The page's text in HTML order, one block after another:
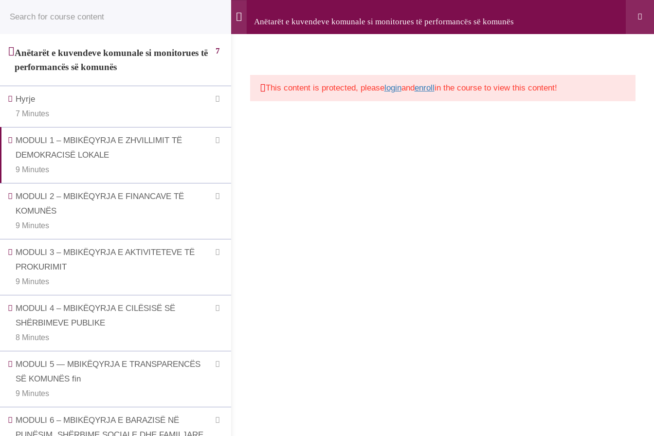
Anëtarët e kuvendeve komunale si monitorues të performancës së komunës
Anëtarët e kuvendeve komunale si monitorues të
performancës së komunës
7
Hyrje
7 Minutes
MODULI 1 – MBIKËQYRJA E ZHVILLIMIT TË
DEMOKRACISË LOKALE
9 Minutes
MODULI 2 – MBIKËQYRJA E FINANCAVE TË
KOMUNËS
9 Minutes
MODULI 3 – MBIKËQYRJA E AKTIVITETEVE TË
PROKURIMIT
9 Minutes
MODULI 4 – MBIKËQYRJA E CILËSISË SË
SHËRBIMEVE PUBLIKE
8 Minutes
MODULI 5 — MBIKËQYRJA E TRANSPARENCËS
SË KOMUNËS fin
9 Minutes
MODULI 6 – MBIKËQYRJA E BARAZISË NË
This content is protected, pleaseloginandenrollin the course to view this content!
© 2025 • Jahjaga Foundation • All Rights Reserved • The development of this website was supported by the “Support to Civil Society in Kosovo” project,
funded by the Grand Duchy of Luxembourg and implemented by LuxDev, the Luxembourg Development Cooperation Agency.